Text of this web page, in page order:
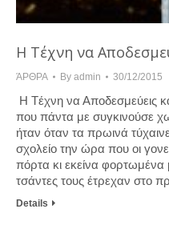
H Tέχνη να
ΆΡΘΡΑ By admin 30/12/2015
H Tέχνη να
που πάντα με συγκινούσε
ήταν όταν τα πρωινά
σχολείο την ώρα που οι
πόρτα κι εκείνα
τσάντες τους έτρεχαν στο
Details